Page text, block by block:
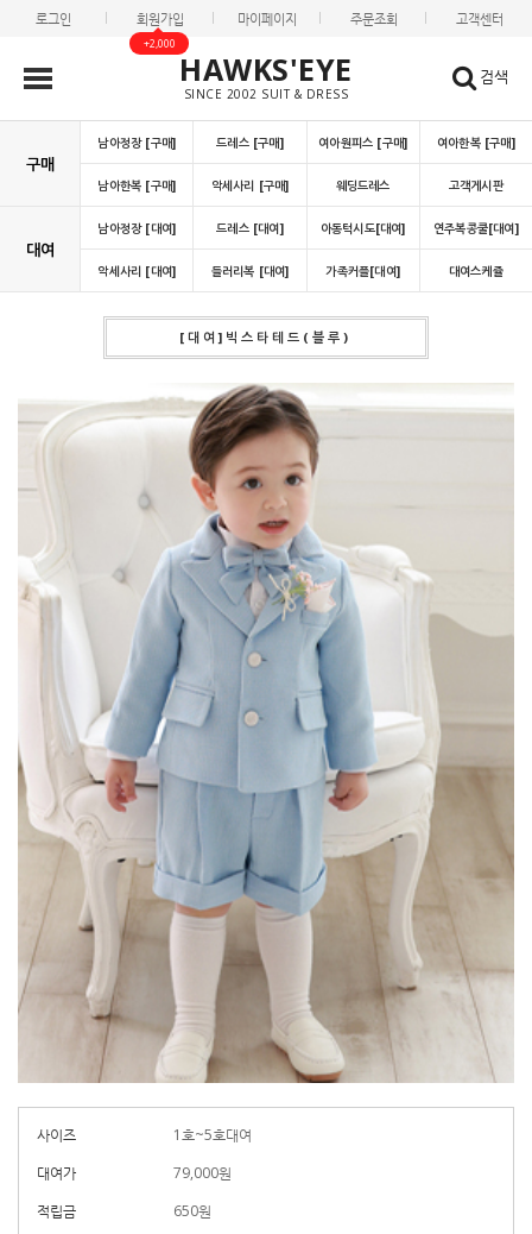
로그인 회원가입
+2,000
마이페이지 주문조회 고객센터
HAWKS'EYE
SINCE 2002 SUIT & DRESS
검색
구매
남아정장 [구매] 드레스 [구매] 여아원피스 [구매] 여아한복 [구매]
남아한복 [구매] 악세사리 [구매] 웨딩드레스 고객게시판
대여
남아정장 [대여] 드레스 [대여] 아동턱시도[대여] 연주복콩쿨[대여]
악세사리 [대여] 들러리복 [대여] 가족커플[대여] 대여스케쥴
[대여]빅스타테드(블루)
사이즈
1호~5호대여
대여가
79,000원
적립금
650원